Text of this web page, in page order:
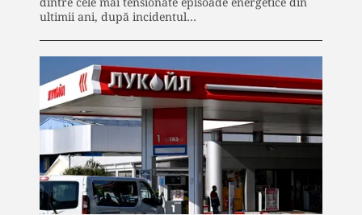
ultimii ani, după incidentul…